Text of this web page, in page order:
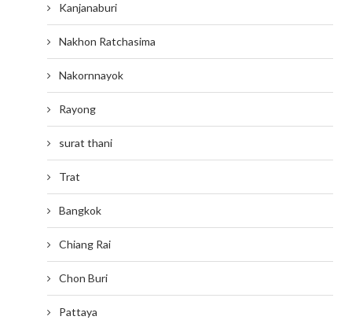
Kanjanaburi
Nakhon Ratchasima
Nakornnayok
Rayong
surat thani
Trat
Bangkok
Chiang Rai
Chon Buri
Pattaya